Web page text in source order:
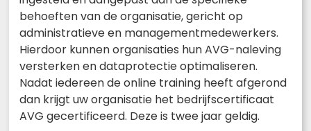
behoeften van de organisatie, gericht op
administratieve en managementmedewerkers.
Hierdoor kunnen organisaties hun AVG-naleving
versterken en dataprotectie optimaliseren.
Nadat iedereen de online training heeft afgerond
dan krijgt uw organisatie het bedrijfscertificaat
AVG gecertificeerd. Deze is twee jaar geldig.